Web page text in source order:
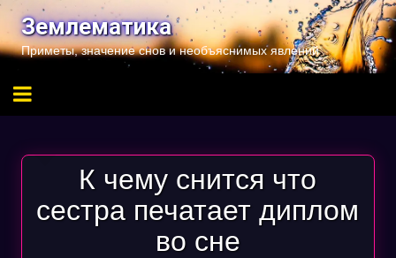
Перейти
содержимому
Землематика
Приметы, значение снов и необъяснимых явлений
К чему снится что
сестра печатает диплом
во сне